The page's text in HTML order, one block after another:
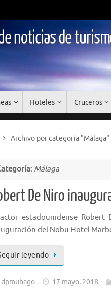
noticias de
Hoteles Cruceros
InicioArchivo por categoría "Málaga"
Málaga
De Niro
estadounidense
del Nobu Hotel
leyendo
dpmubago 17 mayo, 2018